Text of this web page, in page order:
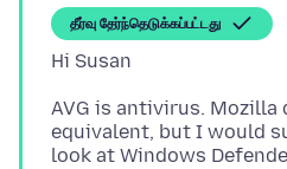
தீர்வு தேர்ந்தெடுக்கப்பட்டது
AVG is antivirus. Mozilla
equivalent, but I would
look at Windows